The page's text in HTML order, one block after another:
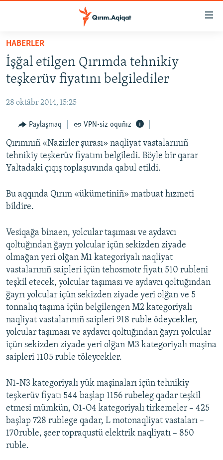
Esas
mündericege
qaytmaq
Baş
navigatsiyağa
qaytmaq
qaytmaq
HABERLER
SİYASET
İQTİSADİYAT
CEMİYET
MEDENİYET
İNSAN AQLARI
VİDEO
BLOGLAR
Русский
Українською
QOŞULIÑIZ!
RFE/RS bütün saytları
HABERLER
İşğal etilgen Qırımda tehnikiy
teşkerüv fiyatını belgilediler
28 oktâbr 2014, 15:25
Paylaşmaq VPN-siz oquñız
Qırımnıñ «Nazirler şurası» naqliyat vastalarınıñ
tehnikiy teşkerüv fiyatını belgiledi. Böyle bir qarar
Yaltadaki çıqış toplaşuvında qabul etildi.
Bu aqqında Qırım «ükümetiniñ» matbuat hızmeti
bildire.
Vesiqağa binaen, yolcular taşıması ve aydavcı
qoltuğından ğayrı yolcular içün sekizden ziyade
olmağan yeri olğan M1 kategoriyalı naqliyat
vastalarınıñ saipleri içün tehosmotr fiyatı 510 rubleni
teşkil etecek, yolcular taşıması ve aydavcı qoltuğından
ğayrı yolcular içün sekizden ziyade yeri olğan ve 5
tonnalıq taşıma içün belgilengen M2 kategoriyalı
naqliyat vastalarınıñ saipleri 918 ruble ödeycekler,
yolcular taşıması ve aydavcı qoltuğından ğayrı yolcular
içün sekizden ziyade yeri olğan M3 kategoriyalı maşina
saipleri 1105 ruble töleycekler.
N1-N3 kategoriyalı yük maşinaları içün tehnikiy
teşkerüv fiyatı 544 başlap 1156 rubeleg qadar teşkil
etmesi mümkün, O1-O4 kategoriyalı tirkemeler – 425
başlap 728 rublege qadar, L motonaqliyat vastaları –
170ruble, şeer topraqustü elektrik naqliyatı – 850
ruble.